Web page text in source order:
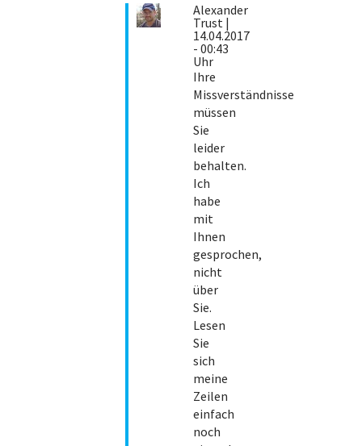
Alexander
Trust |
14.04.2017
- 00:43
Uhr
Ihre
Missverständnisse
müssen
Sie
leider
behalten.
Ich
habe
mit
Ihnen
gesprochen,
nicht
über
Sie.
Lesen
Sie
sich
meine
Zeilen
einfach
noch